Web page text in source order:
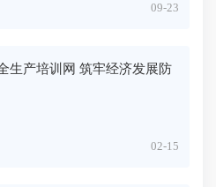
09-23
生产培训网 筑牢经济发展防
02-15